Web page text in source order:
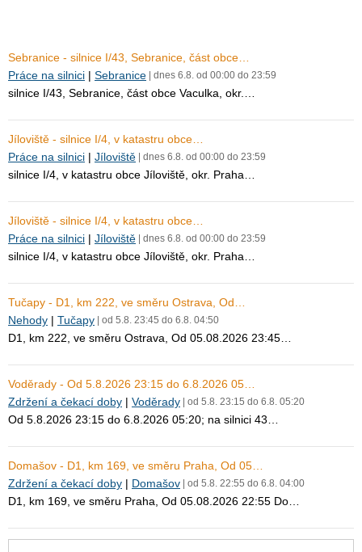
Sebranice - silnice I/43, Sebranice, část obce…
Práce na silnici | Sebranice | dnes 6.8. od 00:00 do 23:59
silnice I/43, Sebranice, část obce Vaculka, okr.…
Jíloviště - silnice I/4, v katastru obce…
Práce na silnici | Jíloviště | dnes 6.8. od 00:00 do 23:59
silnice I/4, v katastru obce Jíloviště, okr. Praha…
Jíloviště - silnice I/4, v katastru obce…
Práce na silnici | Jíloviště | dnes 6.8. od 00:00 do 23:59
silnice I/4, v katastru obce Jíloviště, okr. Praha…
Tučapy - D1, km 222, ve směru Ostrava, Od…
Nehody | Tučapy | od 5.8. 23:45 do 6.8. 04:50
D1, km 222, ve směru Ostrava, Od 05.08.2026 23:45…
Voděrady - Od 5.8.2026 23:15 do 6.8.2026 05…
Zdržení a čekací doby | Voděrady | od 5.8. 23:15 do 6.8. 05:20
Od 5.8.2026 23:15 do 6.8.2026 05:20; na silnici 43…
Domašov - D1, km 169, ve směru Praha, Od 05…
Zdržení a čekací doby | Domašov | od 5.8. 22:55 do 6.8. 04:00
D1, km 169, ve směru Praha, Od 05.08.2026 22:55 Do…